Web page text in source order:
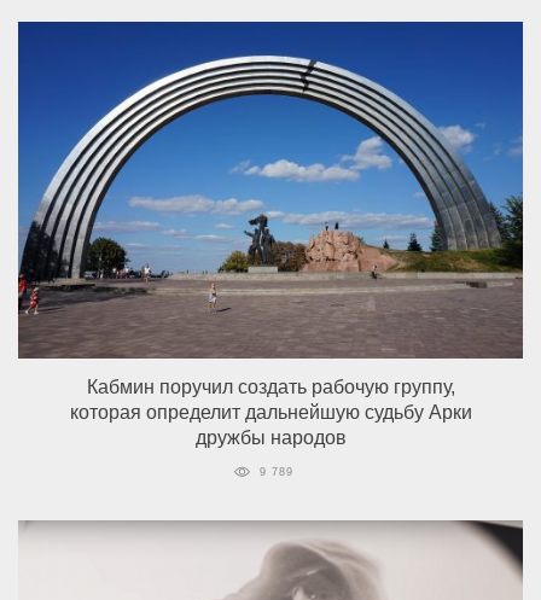
Кабмин поручил создать рабочую группу,
которая определит дальнейшую судьбу Арки
дружбы народов
9 789